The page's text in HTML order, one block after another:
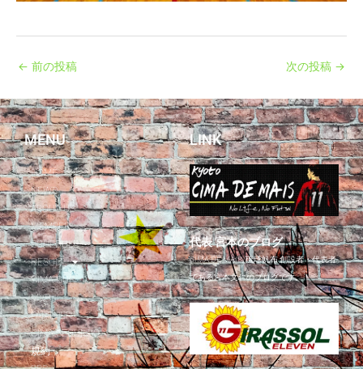
← 前の投稿 次の投稿 →
MENU
HOME
NEWS
ABOUT US
MEMBER
SCHEDULE
RESULT
CIMA CUP
MVP
PARTNER
CIMA SEGUNDO
規約
LINK
代表 宮本のブログ
CIMA DE MAIS/琉球帆布 創設者・代表者
である宮本文仁のブログです。